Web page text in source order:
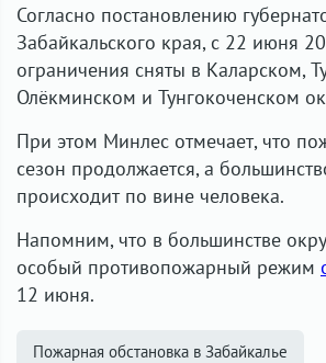
Согласно постановлению
Забайкальского края, с 22 июня
ограничения сняты в Каларском,
Олёкминском и Тунгокоченском
При этом Минлес отмечает, что
сезон продолжается, а
происходит по вине человека.
Напомним, что в большинстве
особый противопожарный режим
12 июня.
Пожарная обстановка в Забайкалье